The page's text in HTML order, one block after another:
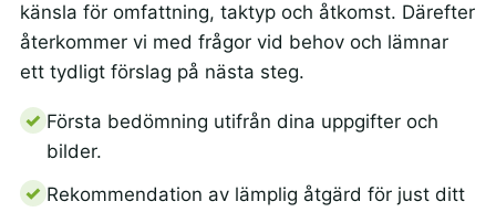
känsla för omfattning, taktyp och åtkomst. Därefter
återkommer vi med frågor vid behov och lämnar
ett tydligt förslag på nästa steg.
Första bedömning utifrån dina uppgifter och
bilder.
Rekommendation av lämplig åtgärd för just ditt